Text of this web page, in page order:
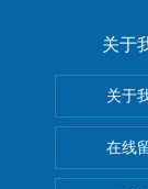
关于
关于
在线